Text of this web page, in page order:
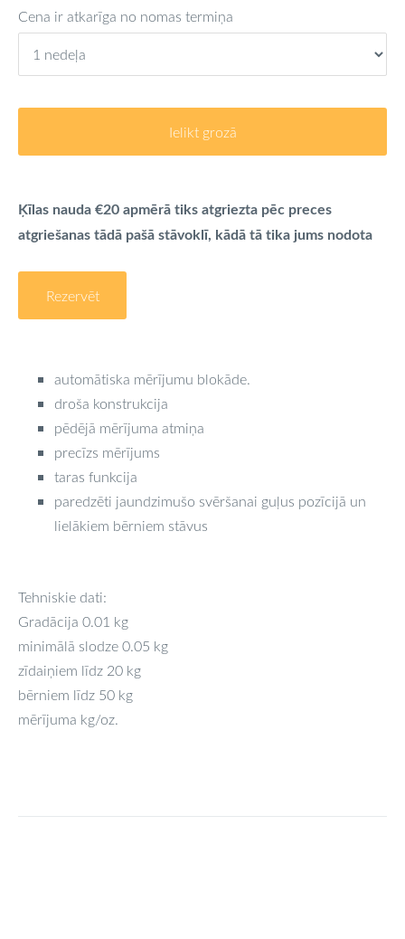
Cena ir atkarīga no nomas termiņa
Ielikt grozā
Ķīlas nauda €20 apmērā tiks atgriezta pēc preces
atgriešanas tādā pašā stāvoklī, kādā tā tika jums nodota
Rezervēt
automātiska mērījumu blokāde.
droša konstrukcija
pēdējā mērījuma atmiņa
precīzs mērījums
taras funkcija
paredzēti jaundzimušo svēršanai guļus pozīcijā un
lielākiem bērniem stāvus
Tehniskie dati:
Gradācija 0.01 kg
minimālā slodze 0.05 kg
zīdaiņiem līdz 20 kg
bērniem līdz 50 kg
mērījuma kg/oz.